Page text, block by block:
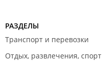
РАЗДЕЛЫ
Транспорт и перевозки
Отдых, развлечения, спорт